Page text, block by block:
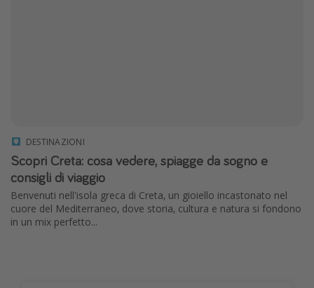
DESTINAZIONI
Scopri Creta: cosa vedere, spiagge da sogno e
consigli di viaggio
Benvenuti nell'isola greca di Creta, un gioiello incastonato nel
cuore del Mediterraneo, dove storia, cultura e natura si fondono
in un mix perfetto...